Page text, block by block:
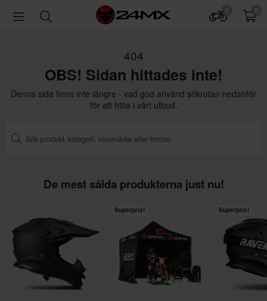
404
OBS! Sidan hittades inte!
Denna sida finns inte längre - vad god använd sökrutan nedanför
för att hitta i vårt utbud.
De mest sålda produkterna just nu!
Superpris! Superpris!